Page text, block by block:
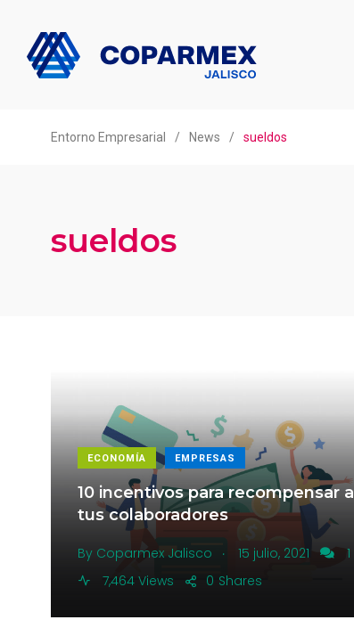
Entorno Empresarial / News / sueldos
sueldos
ECONOMÍA EMPRESAS
10 incentivos para recompensar a
tus colaboradores
By Coparmex Jalisco . 15 julio, 2021
1
7,464 Views
Shares
0